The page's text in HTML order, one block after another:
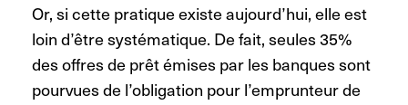
Or, si cette pratique existe aujourd’hui, elle est
loin d’être systématique. De fait, seules 35%
des offres de prêt émises par les banques sont
pourvues de l’obligation pour l’emprunteur de